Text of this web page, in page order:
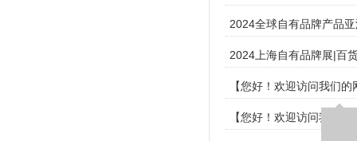
2024全球自有品牌产品
2024上海自有品牌展|百
【您好！欢迎访问我们
【您好！欢迎访问我们